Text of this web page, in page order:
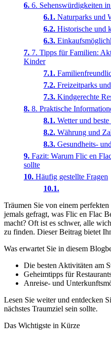
6. Sehenswürdigkeiten
Naturparks und
Historische und
7. Tipps für Familien:
Kinder
Freizeitparks
Kindgerechte
8. Praktische
Wetter und
Währung und
Gesundheits-
Fazit: Warum Flic en
sollte
Häufig gestellte Fragen
Träumen Sie von einem
jemals gefragt, was Flic en Flac
macht? Oft ist es schwer, alle
zu finden. Dieser Beitrag bietet
Was erwartet Sie in diesem
Die besten Aktivitäten am
Geheimtipps für
Anreise- und
Lesen Sie weiter und entdecken
nächstes Traumziel sein sollte.
Das Wichtigste in Kürze